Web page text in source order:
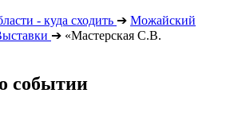
- куда сходить ➔ Можайский
➔ «Мастерская С.В.
событии